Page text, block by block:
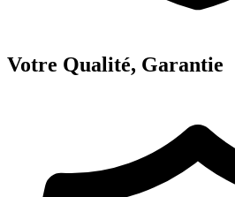
Votre Qualité, Garantie